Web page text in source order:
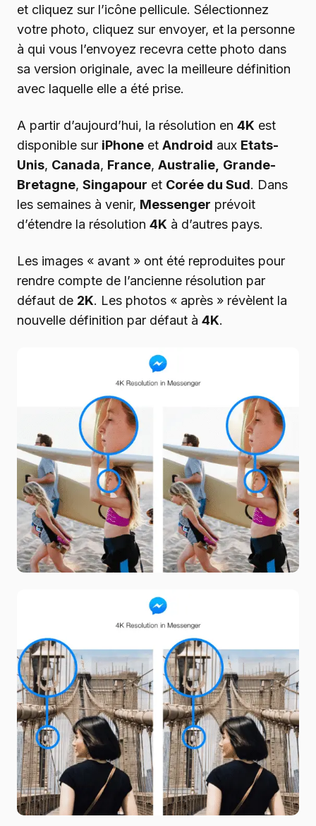
et cliquez sur l’icône pellicule. Sélectionnez
votre photo, cliquez sur envoyer, et la personne
à qui vous l’envoyez recevra cette photo dans
sa version originale, avec la meilleure définition
avec laquelle elle a été prise.
A partir d’aujourd’hui, la résolution en 4K est
disponible sur iPhone et Android aux Etats-
Unis, Canada, France, Australie, Grande-
Bretagne, Singapour et Corée du Sud. Dans
les semaines à venir, Messenger prévoit
d’étendre la résolution 4K à d’autres pays.
Les images « avant » ont été reproduites pour
rendre compte de l’ancienne résolution par
défaut de 2K. Les photos « après » révèlent la
nouvelle définition par défaut à 4K.